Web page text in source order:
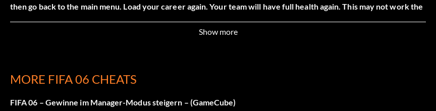
then go back to the main menu. Load your career again. Your team will have full health again. This may not work the
Geben Sie zu Beginn Ihrer Saison das Geld, das Sie haben, nicht sofort für Personalaufstockungen und neue Spieler
aus. Geben Sie das Geld stattdessen für die Verlängerung von Spielerverträgen aus. Warten Sie erst einmal ab, bis
die Moral Ihrer Spieler gestiegen ist, denn wenn sie sich im Verein wohlfühlen, sind sie eher bereit, eine
Show more
MORE FIFA 06 CHEATS
FIFA 06 – Gewinne im Manager-Modus steigern – (GameCube)